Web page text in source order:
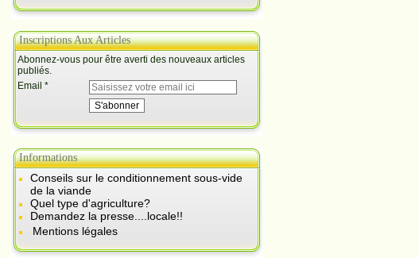
Inscriptions Aux Articles
Abonnez-vous pour être averti des nouveaux articles
publiés.
Email
Informations
Conseils sur le conditionnement sous-vide
de la viande
Quel type d'agriculture?
Demandez la presse....locale!!
Mentions légales